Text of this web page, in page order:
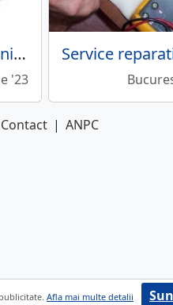
Romservice Telecomunicatii - echipamente supraveghere, telecomunicatii
'23
Contact | ANPC
Afla mai multe detalii